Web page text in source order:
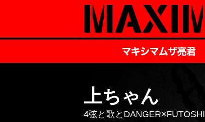
上ちゃん
4弦と歌とDANGER×FUTOSHI